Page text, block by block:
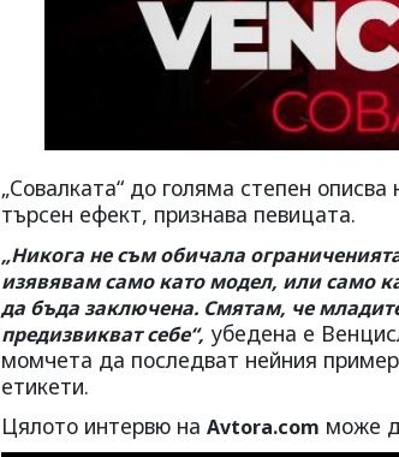
„Совалката“ до голяма степен
търсен ефект, признава певицата.
„Никога не съм обичала
изявявам само като модел, или само
да бъда заключена. Смятам, че
предизвикват себе“, убедена е
момчета да последват нейния
етикети.
Цялото интервю на Avtora.com може